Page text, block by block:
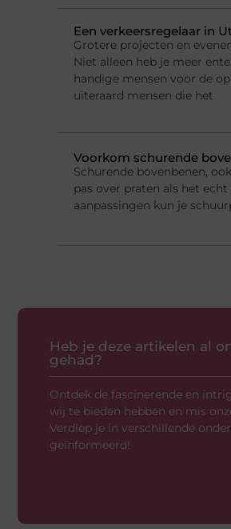
Een verkeersregelaar in
Grotere projecten en
Niet alleen heb je meer
handige mensen voor de
uiteraard mensen die het
Voorkom schurende
Schurende bovenbenen,
pas over praten als het
aanpassingen kun je
Heb je deze artikelen al
gehad?
Ontdek de fascinerende en
wij te bieden hebben en mis
Verdiep je in verschillende
geïnformeerd!